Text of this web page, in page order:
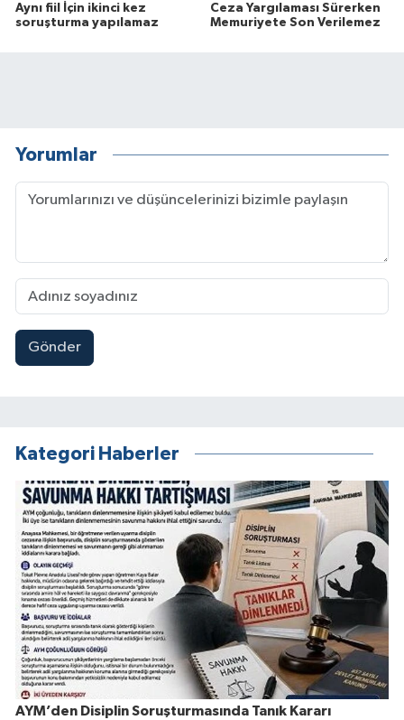
Aynı fiil İçin ikinci kez
soruşturma yapılamaz
Ceza Yargılaması Sürerken
Memuriyete Son Verilemez
Yorumlar
Gönder
Kategori Haberler
AYM’den Disiplin Soruşturmasında Tanık Kararı